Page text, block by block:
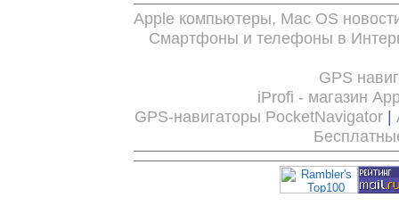
Apple компьютеры, Mac OS
Смартфоны и телефоны в
GPS
iProfi - магазин
GPS-навигаторы PocketNavigator |